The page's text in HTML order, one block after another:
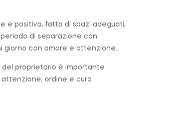
e positiva, fatta di spazi adeguati,
di separazione con
giorno con amore e attenzione.
del proprietario è importante
attenzione, ordine e cura